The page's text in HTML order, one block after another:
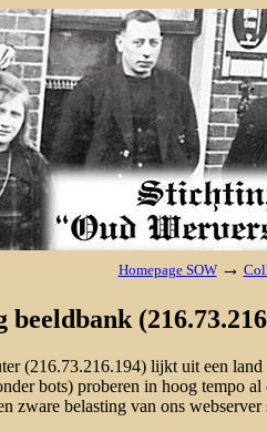
Homepage SOW →
beeldbank
(216.73.216.194) lijkt uit een
bots) proberen in hoog tempo al
zware belasting van ons webserver